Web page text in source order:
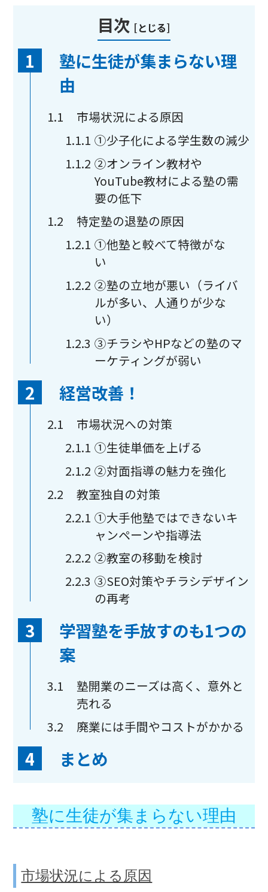
目次 [とじる]
1
塾に生徒が集まらない理
由
1.1
市場状況による原因
1.1.1 ①少子化による学生数の減少
1.1.2 ②オンライン教材や
YouTube教材による塾の需
要の低下
1.2
特定塾の退塾の原因
1.2.1 ①他塾と較べて特徴がな
い
1.2.2 ②塾の立地が悪い（ライバ
ルが多い、人通りが少な
い）
1.2.3 ③チラシやHPなどの塾のマ
ーケティングが弱い
2 経営改善！
2.1
市場状況への対策
2.1.1 ①生徒単価を上げる
2.1.2 ②対面指導の魅力を強化
2.2
教室独自の対策
2.2.1 ①大手他塾ではできないキ
ャンペーンや指導法
2.2.2 ②教室の移動を検討
2.2.3 ③SEO対策やチラシデザイン
の再考
3
学習塾を手放すのも1つの
案
3.1
塾開業のニーズは高く、意外と
売れる
3.2
廃業には手間やコストがかかる
4 まとめ
塾に生徒が集まらない理由
市場状況による原因